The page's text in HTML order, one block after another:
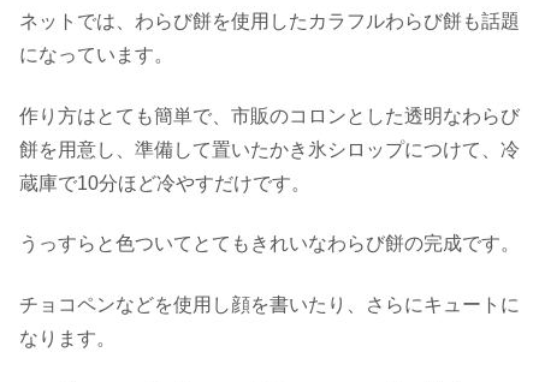
ネットでは、わらび餅を使用したカラフルわらび餅も話題
になっています。
作り方はとても簡単で、市販のコロンとした透明なわらび
餅を用意し、準備して置いたかき氷シロップにつけて、冷
蔵庫で10分ほど冷やすだけです。
うっすらと色ついてとてもきれいなわらび餅の完成です。
チョコペンなどを使用し顔を書いたり、さらにキュートに
なります。